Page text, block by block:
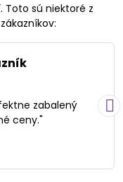
Toto sú niektoré z
zabalený
ceny."